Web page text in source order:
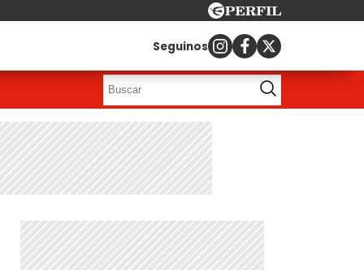
Seguinos